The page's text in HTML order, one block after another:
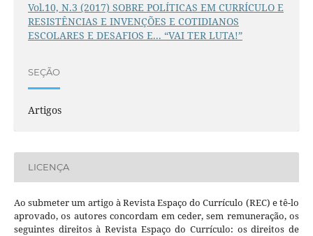
Vol.10, N.3 (2017) SOBRE POLÍTICAS EM CURRÍCULO E
RESISTÊNCIAS E INVENÇÕES E COTIDIANOS
ESCOLARES E DESAFIOS E... “VAI TER LUTA!”
SEÇÃO
Artigos
LICENÇA
Ao submeter um artigo à Revista Espaço do Currículo (REC) e tê-lo
aprovado, os autores concordam em ceder, sem remuneração, os
seguintes direitos à Revista Espaço do Currículo: os direitos de